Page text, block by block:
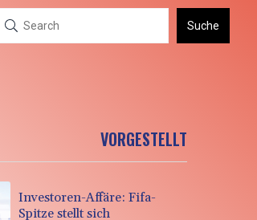
Suche
VORGESTELLT
Investoren-Affäre: Fifa-
Spitze stellt sich